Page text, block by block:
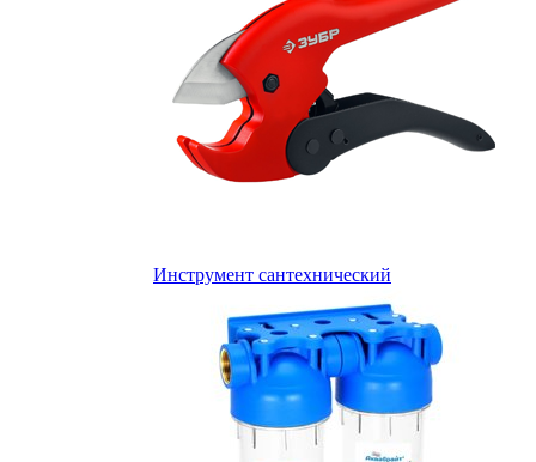
Инструмент сантехнический